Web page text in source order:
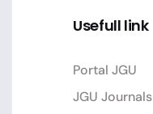
Usefull link
Portal JGU
JGU Journals